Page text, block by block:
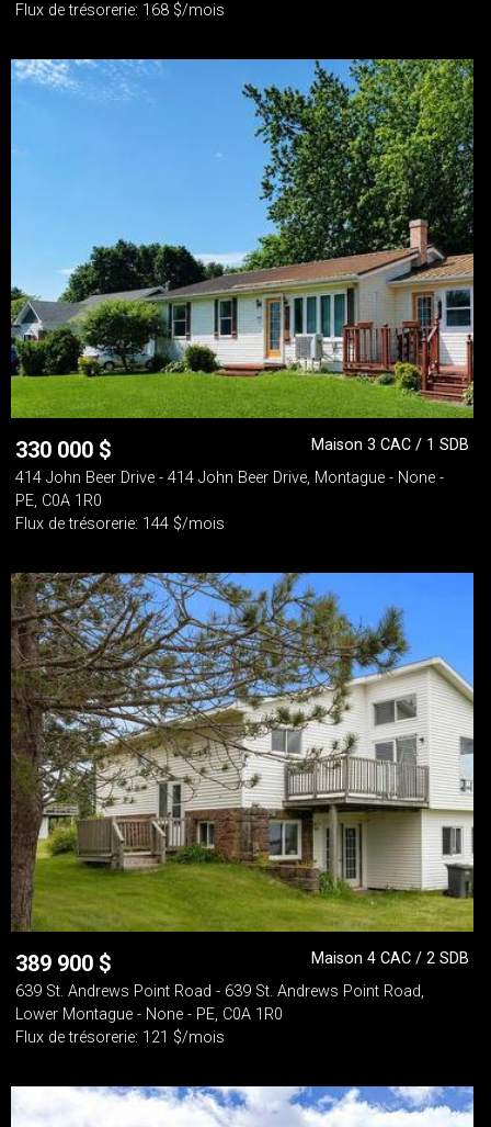
Flux de trésorerie: 168 $/mois
330 000 $
Maison 3 CAC / 1 SDB
414 John Beer Drive - 414 John Beer Drive, Montague - None -
PE, C0A 1R0
Flux de trésorerie: 144 $/mois
389 900 $
Maison 4 CAC / 2 SDB
639 St. Andrews Point Road - 639 St. Andrews Point Road,
Lower Montague - None - PE, C0A 1R0
Flux de trésorerie: 121 $/mois